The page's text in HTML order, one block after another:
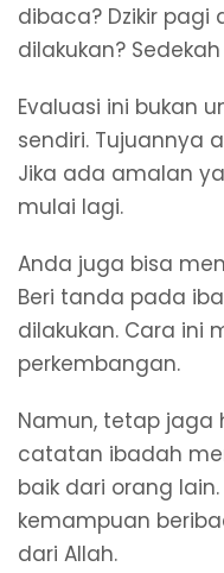
dibaca? Dzikir
dilakukan?
Evaluasi ini bukan
sendiri. Tujuannya
Jika ada amalan
mulai lagi.
Anda juga bisa
Beri tanda pada
dilakukan. Cara ini
perkembangan.
Namun, tetap jaga
catatan ibadah
baik dari orang
kemampuan
dari Allah.